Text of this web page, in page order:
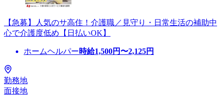
【急募】人気のサ高住！介護職／見守り・日常生活の補助中
心で介護度低め【日払いOK】
ホームヘルパー時給1,500円〜2,125円
勤務地
面接地